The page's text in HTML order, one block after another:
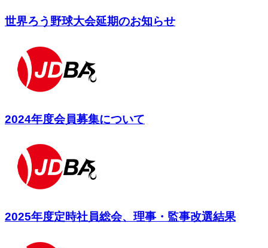
世界ろう野球大会延期のお知らせ
2024年度会員募集について
2025年度定時社員総会、理事・監事改選結果